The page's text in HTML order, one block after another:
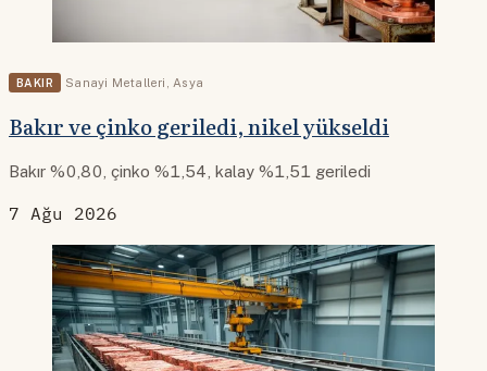
BAKIR Sanayi Metalleri Asya
Bakır ve çinko geriledi, nikel yükseldi
Bakır %0,80, çinko %1,54, kalay %1,51 geriledi
7 Ağu 2026